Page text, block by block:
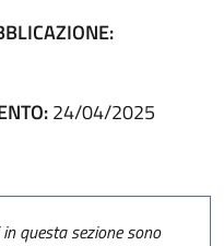
24/04/2025
questa sezione sono